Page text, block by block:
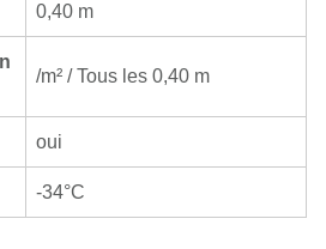
0,40 m
/m² / Tous les 0,40 m
oui
-34°C